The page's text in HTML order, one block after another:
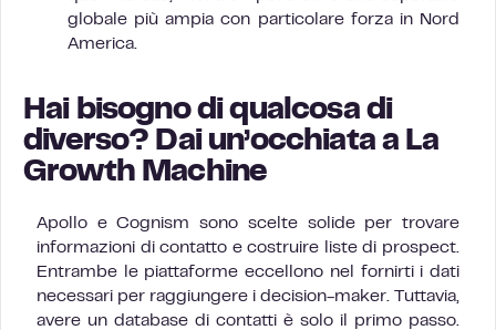
globale più ampia con particolare forza in Nord
America.
Hai bisogno di qualcosa di
diverso? Dai un’occhiata a La
Growth Machine
Apollo e Cognism sono scelte solide per trovare
informazioni di contatto e costruire liste di prospect.
Entrambe le piattaforme eccellono nel fornirti i dati
necessari per raggiungere i decision-maker. Tuttavia,
avere un database di contatti è solo il primo passo.